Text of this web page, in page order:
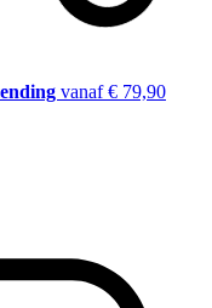
vanaf € 79,90